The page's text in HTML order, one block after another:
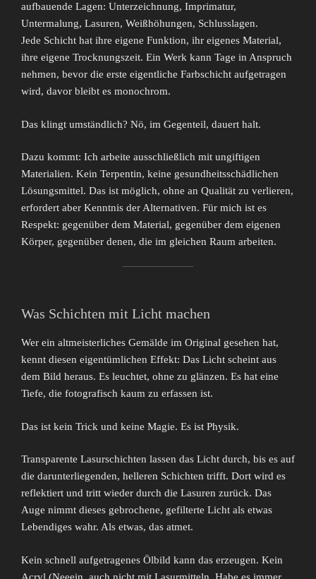
aufbauende Lagen: Unterzeichnung, Imprimatur,
Untermalung, Lasuren, Weißhöhungen, Schlusslagen.
Jede Schicht hat ihre eigene Funktion, ihr eigenes Material,
ihre eigene Trocknungszeit. Ein Werk kann Tage in Anspruch
nehmen, bevor die erste eigentliche Farbschicht aufgetragen
wird, davor bleibt es monochrom.
Das klingt umständlich? Nö, im Gegenteil, dauert halt.
Dazu kommt: Ich arbeite ausschließlich mit ungiftigen
Materialien. Kein Terpentin, keine gesundheitsschädlichen
Lösungsmittel. Das ist möglich, ohne an Qualität zu verlieren,
erfordert aber Kenntnis der Alternativen. Für mich ist es
Respekt: gegenüber dem Material, gegenüber dem eigenen
Körper, gegenüber denen, die im gleichen Raum arbeiten.
Was Schichten mit Licht machen
Wer ein altmeisterliches Gemälde im Original gesehen hat,
kennt diesen eigentümlichen Effekt: Das Licht scheint aus
dem Bild heraus. Es leuchtet, ohne zu glänzen. Es hat eine
Tiefe, die fotografisch kaum zu erfassen ist.
Das ist kein Trick und keine Magie. Es ist Physik.
Transparente Lasurschichten lassen das Licht durch, bis es auf
die darunterliegenden, helleren Schichten trifft. Dort wird es
reflektiert und tritt wieder durch die Lasuren zurück. Das
Auge nimmt dieses gebrochene, gefilterte Licht als etwas
Lebendiges wahr. Als etwas, das atmet.
Kein schnell aufgetragenes Ölbild kann das erzeugen. Kein